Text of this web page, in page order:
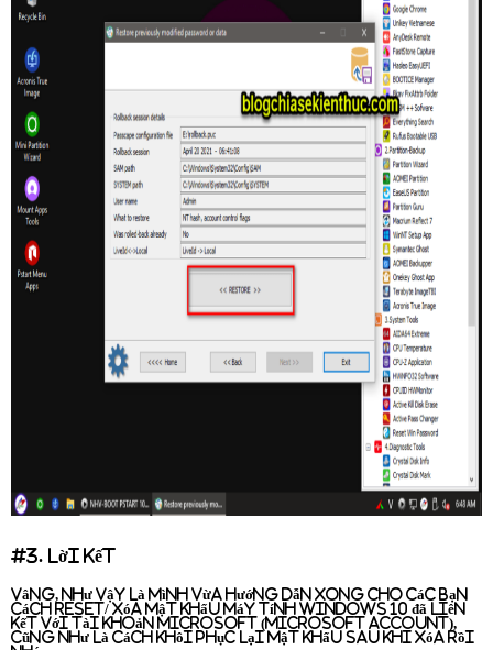
#3. Lời Kết
Vâng, như vậy là mình vừa hướng dẫn xong cho các bạn
cách Reset/ xóa mật khẩu máy tính Windows 10 đã liên
kết với tài khoản Microsoft (Microsoft Account),
cũng như là cách khôi phục lại mật khẩu sau khi xóa rồi